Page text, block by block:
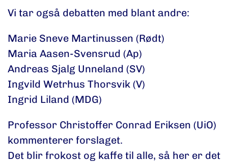
Vi tar også debatten med blant andre:
Marie Sneve Martinussen (Rødt)
Maria Aasen-Svensrud (Ap)
Andreas Sjalg Unneland (SV)
Ingvild Wetrhus Thorsvik (V)
Ingrid Liland (MDG)
Professor Christoffer Conrad Eriksen (UiO)
kommenterer forslaget.
Det blir frokost og kaffe til alle, så her er det